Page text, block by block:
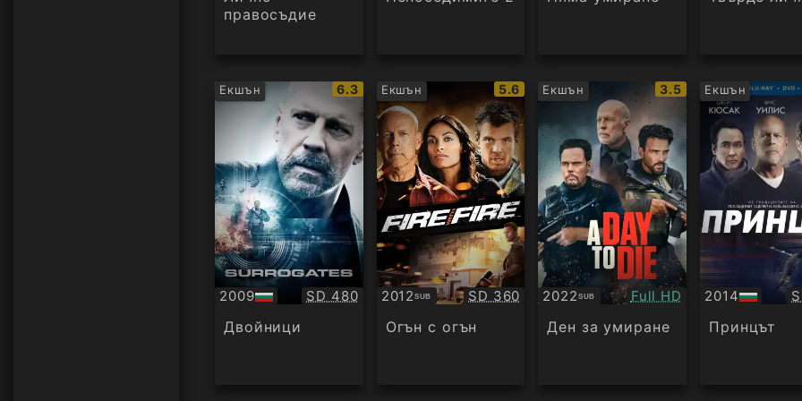
правосъдие
Екшън
IMDb
рейтинг:
6.3
2009
БГ
аудио
Качество:
SD 480
Двойници
Екшън
IMDb
рейтинг:
5.6
2012SUB
Субтитри Качество:
SD 360
Огън с огън
Екшън
IMDb
рейтинг:
3.5
2022SUB
Субтитри Качество:
Full HD
Ден за умиране
Екшън
2014
БГ
аудио
Принцът